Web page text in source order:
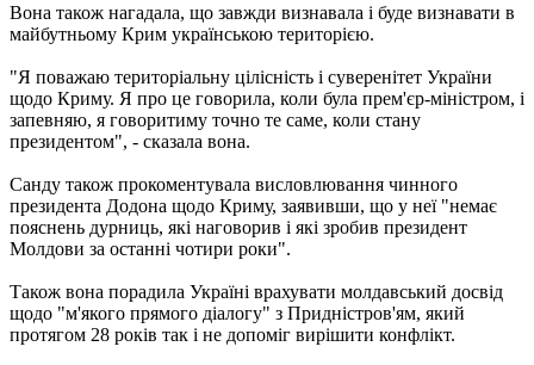
Вона також нагадала, що завжди визнавала і буде визнавати в
майбутньому Крим українською територією.
"Я поважаю територіальну цілісність і суверенітет України
щодо Криму. Я про це говорила, коли була прем'єр-міністром, і
запевняю, я говоритиму точно те саме, коли стану
президентом", - сказала вона.
Санду також прокоментувала висловлювання чинного
президента Додона щодо Криму, заявивши, що у неї "немає
пояснень дурниць, які наговорив і які зробив президент
Молдови за останні чотири роки".
Також вона порадила Україні врахувати молдавський досвід
щодо "м'якого прямого діалогу" з Придністров'ям, який
протягом 28 років так і не допоміг вирішити конфлікт.